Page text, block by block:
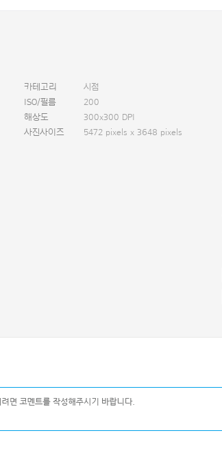
카테고리
시점
ISO/필름
200
해상도
300x300 DPI
사진사이즈 5472 pixels x 3648 pixels